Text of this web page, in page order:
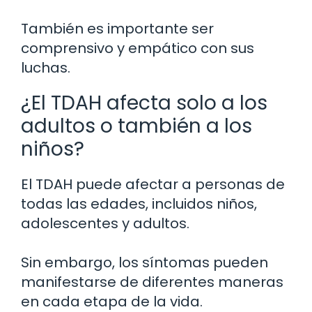
También es importante ser
comprensivo y empático con sus
luchas.
¿El TDAH afecta solo a los
adultos o también a los
niños?
El TDAH puede afectar a personas de
todas las edades, incluidos niños,
adolescentes y adultos.
Sin embargo, los síntomas pueden
manifestarse de diferentes maneras
en cada etapa de la vida.